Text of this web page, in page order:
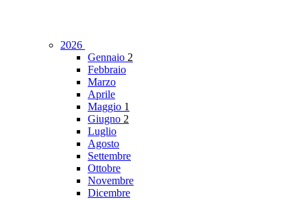
2026
Gennaio 2
Febbraio
Marzo
Aprile
Maggio 1
Giugno 2
Luglio
Agosto
Settembre
Ottobre
Novembre
Dicembre